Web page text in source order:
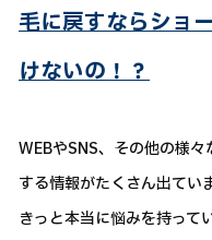
毛に戻すならショ
けないの！？
WEBやSNS、その他の様
する情報がたくさん出ていま
きっと本当に悩みを持って